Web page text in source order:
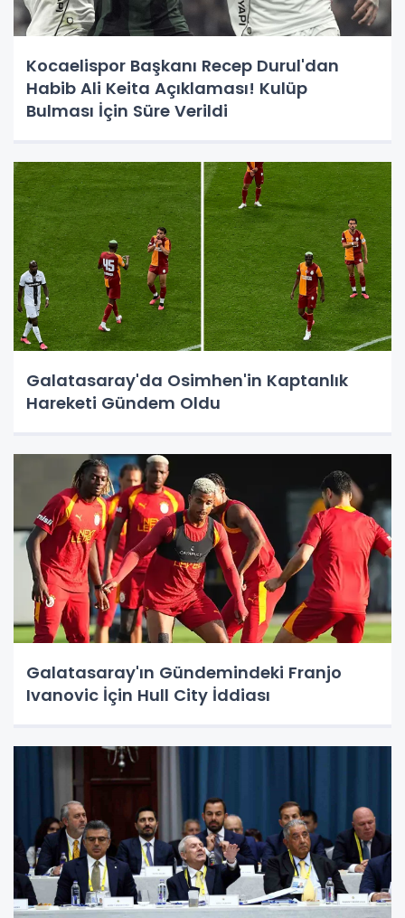
Kocaelispor Başkanı Recep Durul'dan
Habib Ali Keita Açıklaması! Kulüp
Bulması İçin Süre Verildi
Galatasaray'da Osimhen'in Kaptanlık
Hareketi Gündem Oldu
Galatasaray'ın Gündemindeki Franjo
Ivanovic İçin Hull City İddiası